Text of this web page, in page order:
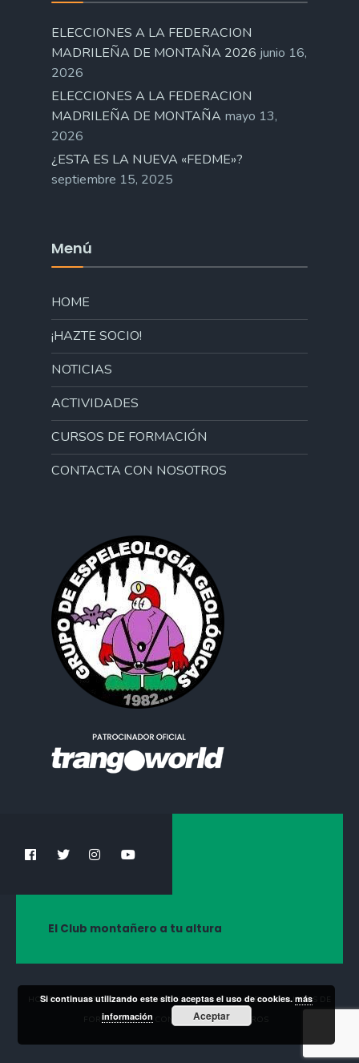
ELECCIONES A LA FEDERACION
MADRILEÑA DE MONTAÑA 2026 junio 16,
2026
ELECCIONES A LA FEDERACION
MADRILEÑA DE MONTAÑA mayo 13,
2026
¿ESTA ES LA NUEVA «FEDME»?
septiembre 15, 2025
Menú
HOME
¡HAZTE SOCIO!
NOTICIAS
ACTIVIDADES
CURSOS DE FORMACIÓN
CONTACTA CON NOSOTROS
El Club montañero a tu altura
HOME ¡HAZTE SOCIO! NOTICIAS ACTIVIDADES
CURSOS DE
FORMACIÓN
CONTACTA CON NOSOTROS
Si continuas utilizando este sitio aceptas el uso de cookies.más
información
Aceptar